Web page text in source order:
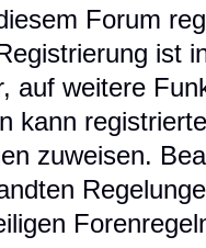
Forum
ist
auf weitere
kann
zuweisen.